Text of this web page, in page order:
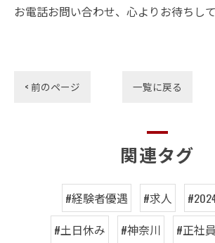
お電話お問い合わせ、心よりお待ちし
< 前のページ 一覧に戻る
関連タグ
#経験者優遇 #求人
#土日休み
#神奈川 #正社員